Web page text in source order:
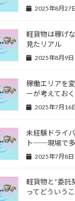
2025年8月27
軽貨物は稼げ
見たリアル
2025年8月9日
稼働エリアを
ーが考えてお
2025年7月16
未経験ドライ
ト──現場で多
2025年7月8日
軽貨物と“委
ってどういう